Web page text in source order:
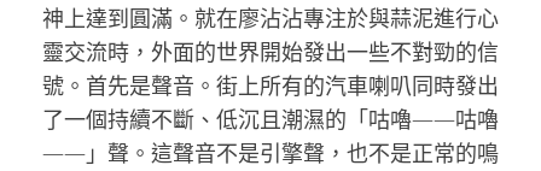
神上達到圓滿。就在廖沾沾專注於與蒜泥進行心
靈交流時，外面的世界開始發出一些不對勁的信
號。首先是聲音。街上所有的汽車喇叭同時發出
了一個持續不斷、低沉且潮濕的「咕嚕——咕嚕
——」聲。這聲音不是引擎聲，也不是正常的鳴